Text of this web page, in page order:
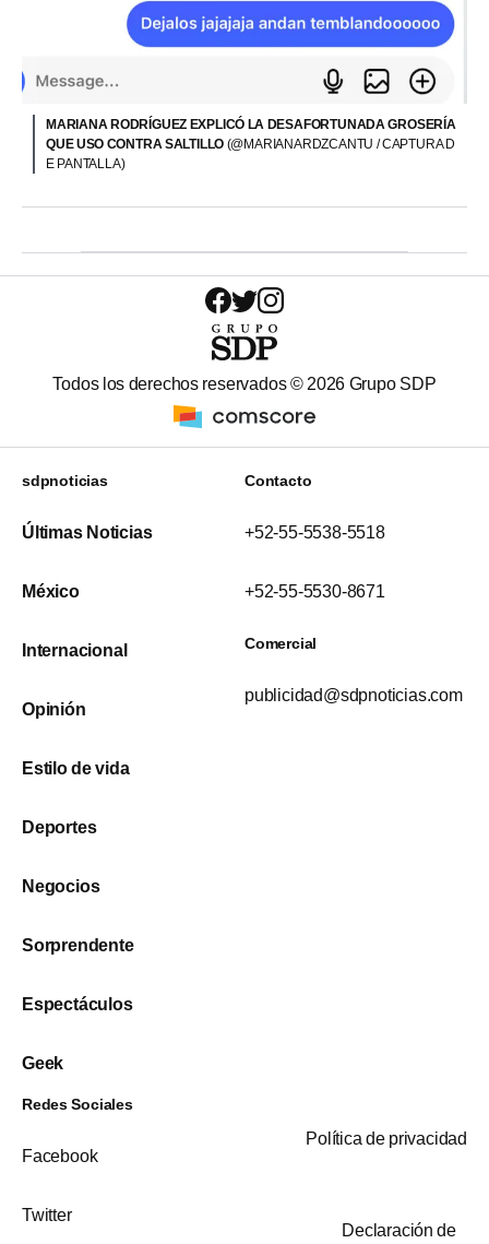
MARIANA RODRÍGUEZ EXPLICÓ LA DESAFORTUNADA GROSERÍA
QUE USO CONTRA SALTILLO (@MARIANARDZCANTU / CAPTURA D
E PANTALLA)
Todos los derechos reservados © 2026 Grupo SDP
sdpnoticias
Últimas Noticias
México
Internacional
Opinión
Estilo de vida
Deportes
Negocios
Sorprendente
Espectáculos
Geek
Contacto
+52-55-5538-5518
+52-55-5530-8671
Comercial
publicidad@sdpnoticias.com
Redes Sociales
Facebook
Twitter
Política de privacidad
Declaración de